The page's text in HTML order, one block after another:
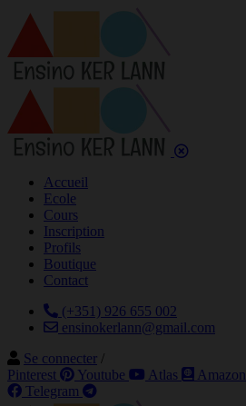
Accueil
Ecole
Cours
Inscription
Profils
Boutique
Contact
(+351) 926 655 002
ensinokerlann@gmail.com
Se connecter /
Pinterest
Youtube Atlas Amazon
Telegram